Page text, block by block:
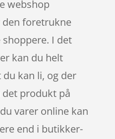
webshop
den foretrukne
I det
kan du helt
kan li, og der
produkt på
varer online kan
end i butikker-